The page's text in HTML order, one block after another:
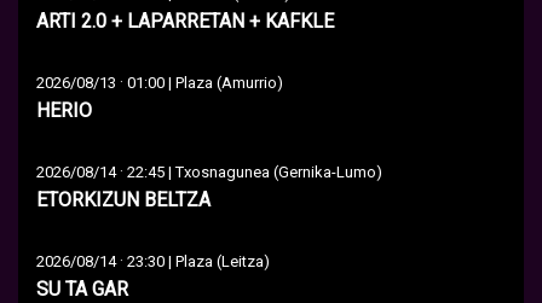
ARTI 2.0 + LAPARRETAN + KAFKLE
2026/08/13 · 01:00 | Plaza (Amurrio)
HERIO
2026/08/14· 22:45 | Txosnagunea (Gernika-Lumo)
ETORKIZUN BELTZA
2026/08/14· 23:30 | Plaza (Leitza)
SU TA GAR